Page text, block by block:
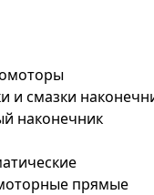
и смазки
наконечник
прямые